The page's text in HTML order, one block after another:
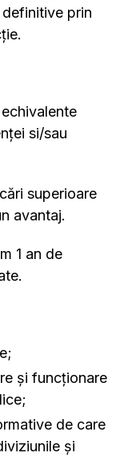
prin
si/sau
superioare
avantaj.
1 an de
şi funcţionare
de care
şi